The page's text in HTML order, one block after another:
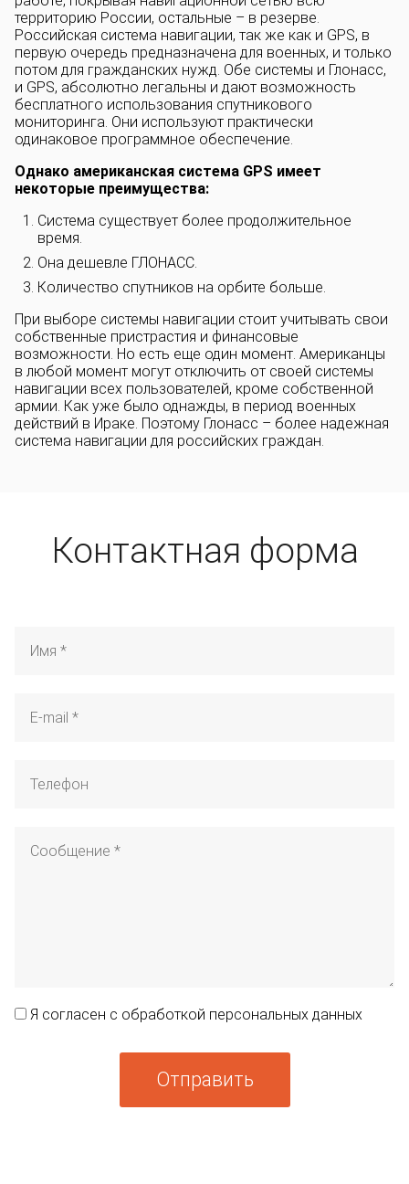
территорию России, остальные – в резерве.
Российская система навигации, так же как и GPS, в
первую очередь предназначена для военных, и только
потом для гражданских нужд. Обе системы и Глонасс,
и GPS, абсолютно легальны и дают возможность
бесплатного использования спутникового
мониторинга. Они используют практически
одинаковое программное обеспечение.
Однако американская система GPS имеет
некоторые преимущества:
Система существует более продолжительное
время.
Она дешевле ГЛОНАСС.
Количество спутников на орбите больше.
При выборе системы навигации стоит учитывать свои
собственные пристрастия и финансовые
возможности. Но есть еще один момент. Американцы
в любой момент могут отключить от своей системы
навигации всех пользователей, кроме собственной
армии. Как уже было однажды, в период военных
действий в Ираке. Поэтому Глонасс – более надежная
система навигации для российских граждан.
Контактная форма
Я согласен с обработкой персональных данных
Отправить